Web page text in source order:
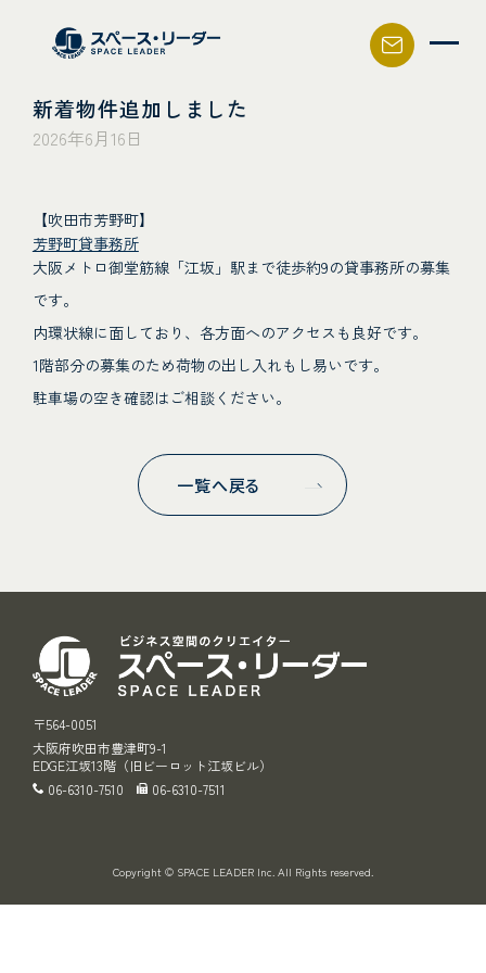
スペース・リーダー
新着物件追加しました
2026年6月16日
【吹田市芳野町】
芳野町貸事務所
大阪メトロ御堂筋線「江坂」駅まで徒歩約9の貸事務所の募集
です。
内環状線に面しており、各方面へのアクセスも良好です。
1階部分の募集のため荷物の出し入れもし易いです。
駐車場の空き確認はご相談ください。
一覧へ戻る
〒564-0051
大阪府吹田市豊津町9-1
EDGE江坂13階（旧ビーロット江坂ビル）
06-6310-7510
06-6310-7511
Copyright © SPACE LEADER Inc. All Rights reserved.